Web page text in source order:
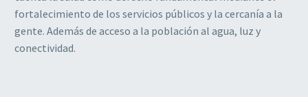
fortalecimiento de los servicios públicos y la cercanía a la
gente. Además de acceso a la población al agua, luz y
conectividad.